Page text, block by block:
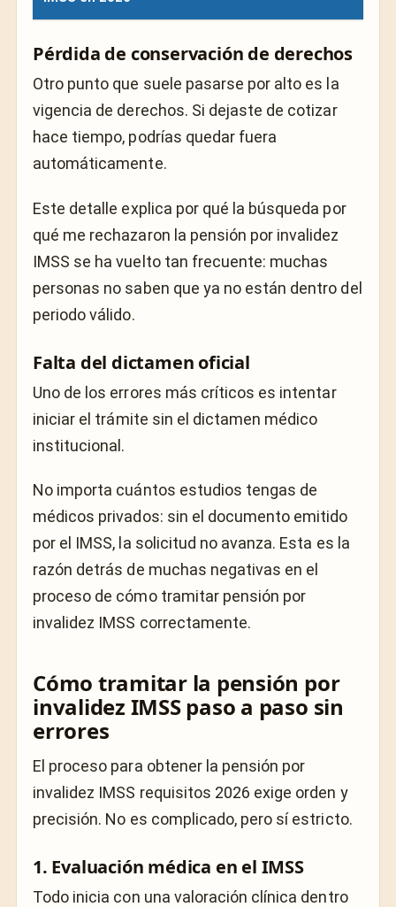
Pérdida de conservación de derechos
Otro punto que suele pasarse por alto es la
vigencia de derechos. Si dejaste de cotizar
hace tiempo, podrías quedar fuera
automáticamente.
Este detalle explica por qué la búsqueda por
qué me rechazaron la pensión por invalidez
IMSS se ha vuelto tan frecuente: muchas
personas no saben que ya no están dentro del
periodo válido.
Falta del dictamen oficial
Uno de los errores más críticos es intentar
iniciar el trámite sin el dictamen médico
institucional.
No importa cuántos estudios tengas de
médicos privados: sin el documento emitido
por el IMSS, la solicitud no avanza. Esta es la
razón detrás de muchas negativas en el
proceso de cómo tramitar pensión por
invalidez IMSS correctamente.
Cómo tramitar la pensión por
invalidez IMSS paso a paso sin
errores
El proceso para obtener la pensión por
invalidez IMSS requisitos 2026 exige orden y
precisión. No es complicado, pero sí estricto.
1. Evaluación médica en el IMSS
Todo inicia con una valoración clínica dentro